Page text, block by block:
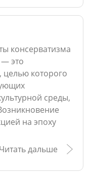
консерватизма
это
целью которого
среды,
на эпоху
Читать дальше